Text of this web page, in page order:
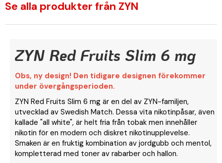
Se alla produkter från ZYN
ZYN Red Fruits Slim 6 mg
Obs, ny design! Den tidigare designen förekommer
under övergångsperioden.
ZYN Red Fruits Slim 6 mg är en del av ZYN-familjen,
utvecklad av Swedish Match. Dessa vita nikotinpåsar, även
kallade "all white", är helt fria från tobak men innehåller
nikotin för en modern och diskret nikotinupplevelse.
Smaken är en fruktig kombination av jordgubb och mentol,
kompletterad med toner av rabarber och hallon.